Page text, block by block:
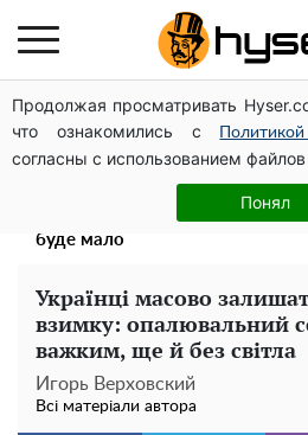
Продолжая просматривать
что ознакомились с
согласны с использованием
Понял
Таку смакоту ви
рецепт помідорів дольками з
зиму
Весь секрет в одній таблетці
та соковитої капусти на зиму.
буде мало
Українці масово
взимку: опалювальний
важким, ще й без світла
Игорь Верховский
Всі матеріали автора